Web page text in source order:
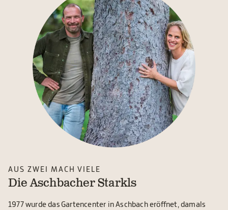
AUS ZWEI MACH VIELE
Die Aschbacher Starkls
1977 wurde das Gartencenter in Aschbach eröffnet, damals